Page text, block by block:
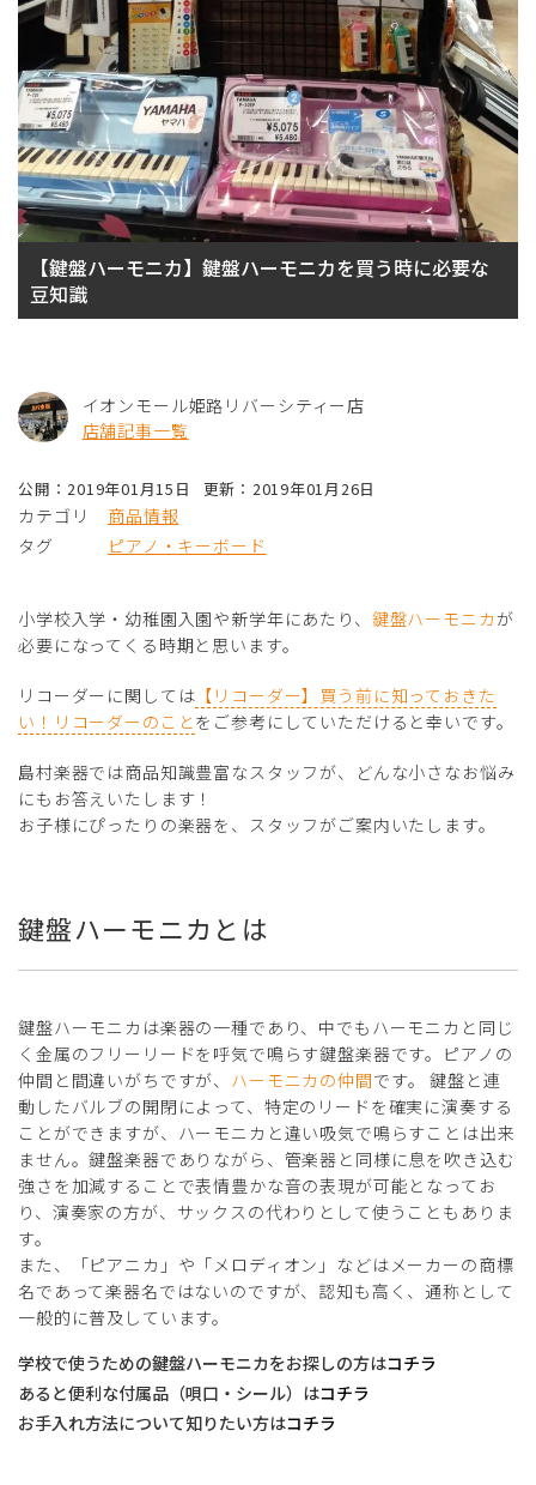
【鍵盤ハーモニカ】鍵盤ハーモニカを買う時に必要な
豆知識
イオンモール姫路リバーシティー店
店舗記事一覧
公開：2019年01月15日 更新：2019年01月26日
カテゴリ
商品情報
タグ
ピアノ・キーボード
小学校入学・幼稚園入園や新学年にあたり、 鍵盤ハーモニカ が
必要になってくる時期と思います。
リコーダーに関しては 【リコーダー】買う前に知っておきた
い！リコーダーのことをご参考にしていただけると幸いです。
島村楽器では商品知識豊富なスタッフが、どんな小さなお悩み
にもお答えいたします！
お子様にぴったりの楽器を、スタッフがご案内いたします。
鍵盤ハーモニカとは
鍵盤ハーモニカは楽器の一種であり、中でもハーモニカと同じ
く金属のフリーリードを呼気で鳴らす鍵盤楽器です。ピアノの
仲間と間違いがちですが、 ハーモニカの仲間です。 鍵盤と連
動したバルブの開閉によって、特定のリードを確実に演奏する
ことができますが、ハーモニカと違い吸気で鳴らすことは出来
ません。鍵盤楽器でありながら、管楽器と同様に息を吹き込む
強さを加減することで表情豊かな音の表現が可能となってお
り、演奏家の方が、サックスの代わりとして使うこともありま
す。
また、「ピアニカ」や「メロディオン」などはメーカーの商標
名であって楽器名ではないのですが、認知も高く、通称として
一般的に普及しています。
学校で使うための鍵盤ハーモニカをお探しの方はコチラ
あると便利な付属品（唄口・シール）はコチラ
お手入れ方法について知りたい方はコチラ